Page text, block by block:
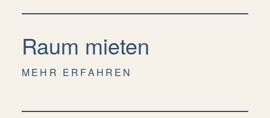
Raum mieten
MEHR ERFAHREN